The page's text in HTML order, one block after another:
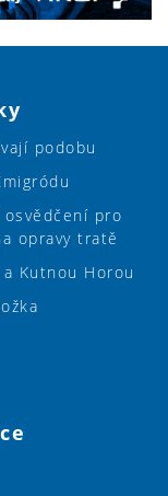
podobu
pro
opravy tratě
Kutnou Horou